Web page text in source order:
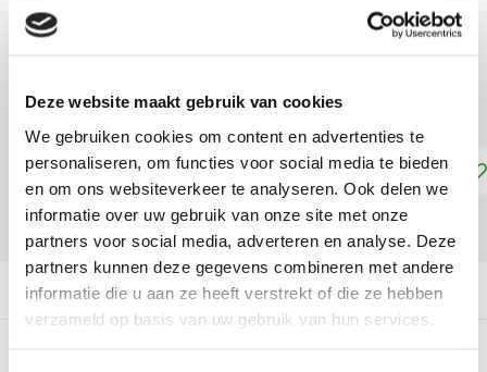
Deze website maakt gebruik van cookies
We gebruiken cookies om content en advertenties te
personaliseren, om functies voor social media te bieden
en om ons websiteverkeer te analyseren. Ook delen we
informatie over uw gebruik van onze site met onze
partners voor social media, adverteren en analyse. Deze
partners kunnen deze gegevens combineren met andere
informatie die u aan ze heeft verstrekt of die ze hebben
verzameld op basis van uw gebruik van hun services.
DIRECT LEVERBAAR
CastellLees meer
Toevoegen aan winkelwagen
Productomschrijving